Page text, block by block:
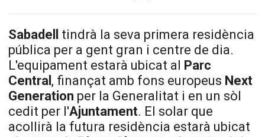
Sabadell
tindrà la seva primera residència
pública per a gent gran i centre de dia.
L'equipament estarà ubicat al Parc
Central , finançat amb fons europeus Next
Generation per la Generalitat i en un sòl
cedit per l'Ajuntament. El solar que
acollirà la futura residència estarà ubicat